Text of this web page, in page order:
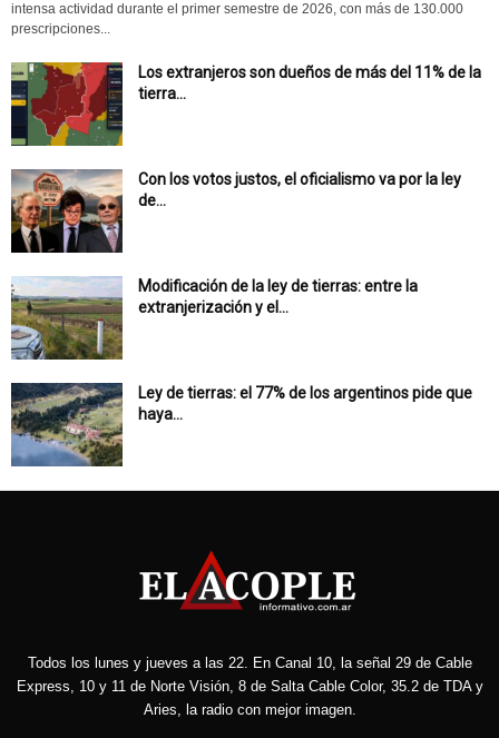
intensa actividad durante el primer semestre de 2026, con más de 130.000
prescripciones...
Los extranjeros son dueños de más del 11% de la
tierra...
Con los votos justos, el oficialismo va por la ley
de...
Modificación de la ley de tierras: entre la
extranjerización y el...
Ley de tierras: el 77% de los argentinos pide que
haya...
Todos los lunes y jueves a las 22. En Canal 10, la señal 29 de Cable
Express, 10 y 11 de Norte Visión, 8 de Salta Cable Color, 35.2 de TDA y
Aries, la radio con mejor imagen.